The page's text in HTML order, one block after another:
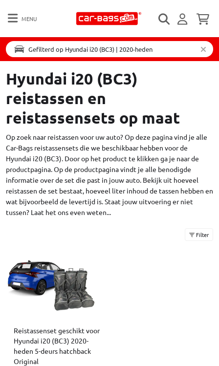
MENU
Gefilterd op Hyundai i20 (BC3) | 2020-heden
Hyundai i20 (BC3)
reistassen en
reistassensets op maat
Op zoek naar reistassen voor uw auto? Op deze pagina vind je alle
Car-Bags reistassensets die we beschikbaar hebben voor de
Hyundai i20 (BC3). Door op het product te klikken ga je naar de
productpagina. Op de productpagina vindt je alle benodigde
informatie over de set die past in jouw auto. Bekijk uit hoeveel
reistassen de set bestaat, hoeveel liter inhoud de tassen hebben en
wat bijvoorbeeld de levertijd is. Staat jouw uitvoering er niet
tussen? Laat het ons even weten...
Filter
Reistassenset geschikt voor
Hyundai i20 (BC3) 2020-
heden 5-deurs hatchback
Original